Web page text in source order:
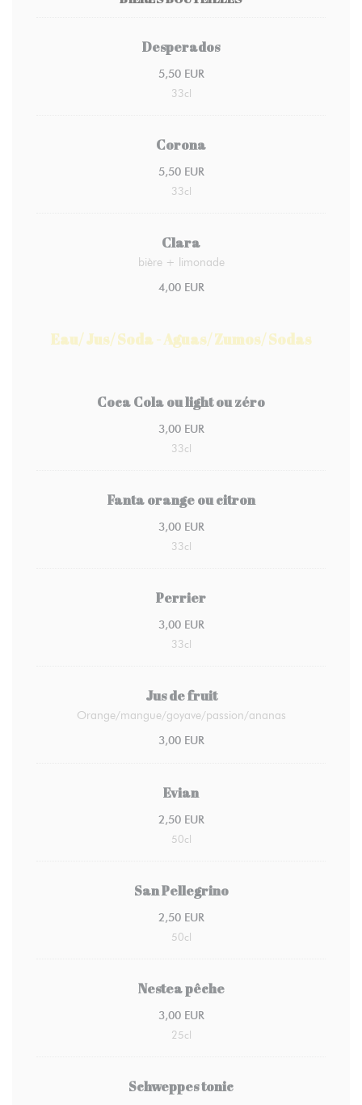
Desperados
5,50 EUR
33cl
Corona
5,50 EUR
33cl
Clara
bière + limonade
4,00 EUR
Eau/ Jus/ Soda - Aguas/ Zumos/ Sodas
Coca Cola ou light ou zéro
3,00 EUR
33cl
Fanta orange ou citron
3,00 EUR
33cl
Perrier
3,00 EUR
33cl
Jus de fruit
Orange/mangue/goyave/passion/ananas
3,00 EUR
Evian
2,50 EUR
50cl
San Pellegrino
2,50 EUR
50cl
Nestea pêche
3,00 EUR
25cl
Schweppes tonic